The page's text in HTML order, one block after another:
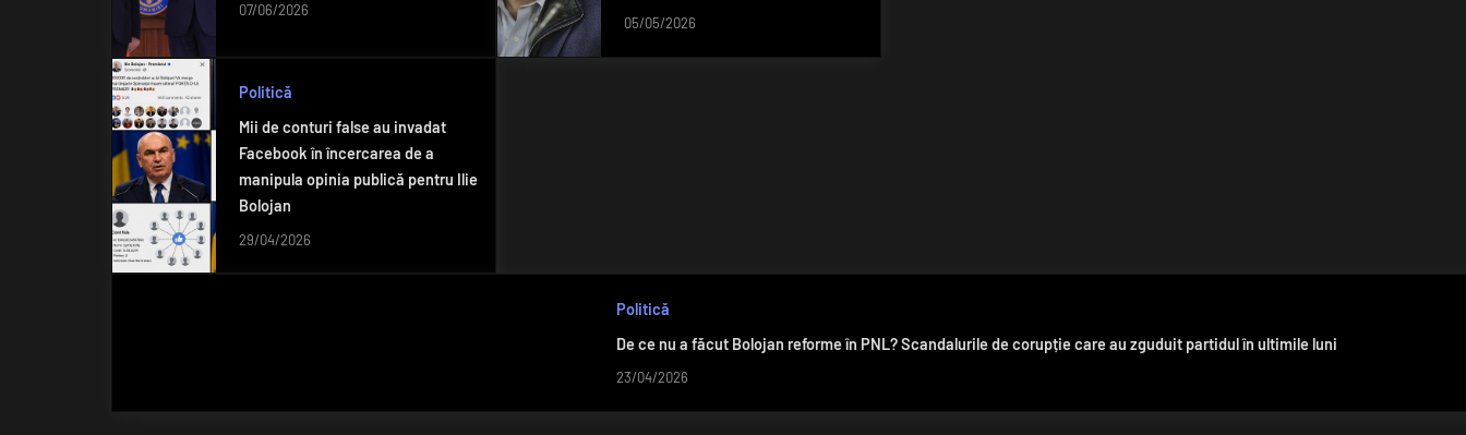
07/06/2026
05/05/2026
Politică
Mii de conturi false au invadat
Facebook în încercarea de a
manipula opinia publică pentru Ilie
Bolojan
29/04/2026
Politică
De ce nu a făcut Bolojan reforme în PNL? Scandalurile de corupție care au zguduit partidul în ultimile luni
23/04/2026